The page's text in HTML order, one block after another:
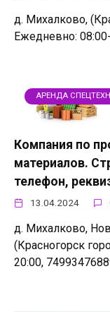
д. Михалково,
Ежедневно:
АРЕНДА
Компания по
материалов.
телефон,
13.04.2024
д. Михалково,
(Красногорск
20:00,